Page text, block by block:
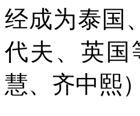
经成为泰国
代夫、英国
慧、齐中熙）